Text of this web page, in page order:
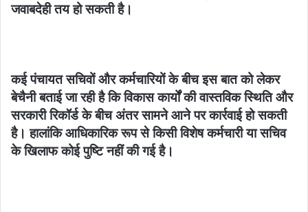
जवाबदेही तय हो सकती है।
कई पंचायत सचिवों और कर्मचारियों के बीच इस बात को लेकर
बेचैनी बताई जा रही है कि विकास कार्यों की वास्तविक स्थिति और
सरकारी रिकॉर्ड के बीच अंतर सामने आने पर कार्रवाई हो सकती
है। हालांकि आधिकारिक रूप से किसी विशेष कर्मचारी या सचिव
के खिलाफ कोई पुष्टि नहीं की गई है।